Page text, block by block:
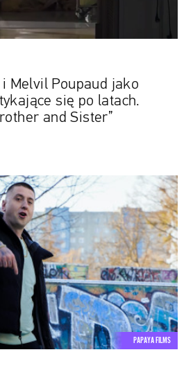
Melvil Poupaud jako
się po latach.
and Sister”
PAPAYA FILMS